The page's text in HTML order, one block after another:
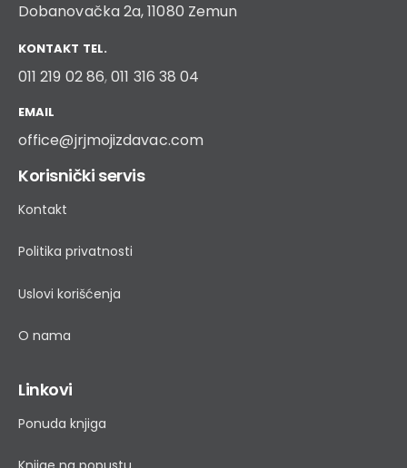
Dobanovačka 2a, 11080 Zemun
KONTAKT TEL.
011 219 02 86,011 316 38 04
EMAIL
office@jrjmojizdavac.com
Korisnički servis
Kontakt
Politika privatnosti
Uslovi korišćenja
O nama
Linkovi
Ponuda knjiga